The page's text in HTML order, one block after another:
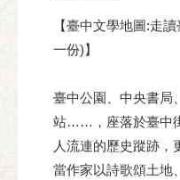
【臺中文學地圖:走
一份)】
臺中公園、中央書局
站……，座落於臺中
人流連的歷史蹤跡，
當作家以詩歌頌土地